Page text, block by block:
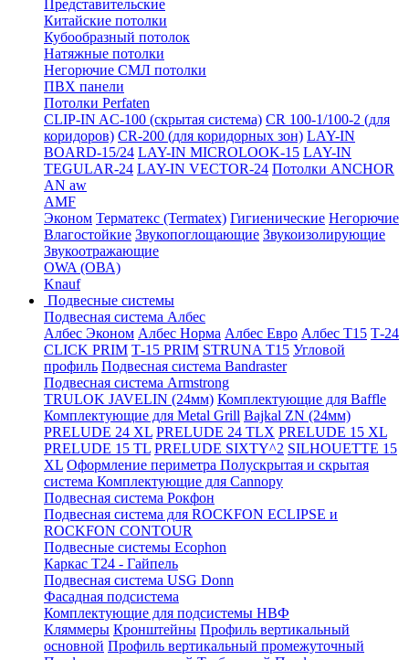
Представительские
Китайские потолки
Кубообразный потолок
Натяжные потолки
Негорючие СМЛ потолки
ПВХ панели
Потолки Perfaten
CLIP-IN AC-100 (скрытая система) CR 100-1/100-2 (для
коридоров) CR-200 (для коридорных зон) LAY-IN
BOARD-15/24 LAY-IN MICROLOOK-15 LAY-IN
TEGULAR-24 LAY-IN VECTOR-24 Потолки ANCHOR
AN aw
AMF
Эконом Терматекс (Termatex) Гигиенические Негорючие
Влагостойкие Звукопоглощающие Звукоизолирующие
Звукоотражающие
OWA (ОВА)
Knauf
Подвесные системы
Подвесная система Албес
Албес Эконом Албес Норма Албес Евро Албес T15 Т-24
CLICK PRIM Т-15 PRIM STRUNA Т15 Угловой
профиль Подвесная система Bandraster
Подвесная система Armstrong
TRULOK JAVELIN (24мм) Комплектующие для Baffle
Комплектующие для Metal Grill Bajkal ZN (24мм)
PRELUDE 24 XL PRELUDE 24 TLX PRELUDE 15 XL
PRELUDE 15 TL PRELUDE SIXTY^2 SILHOUETTE 15
XL Оформление периметра Полускрытая и скрытая
система Комплектующие для Cannopy
Подвесная система Рокфон
Подвесная система для ROCKFON ECLIPSE и
ROCKFON CONTOUR
Подвесные системы Ecophon
Каркас Т24 - Гайпель
Подвесная система USG Donn
Фасадная подсистема
Комплектующие для подсистемы НВФ
Кляммеры Кронштейны Профиль вертикальный
основной Профиль вертикальный промежуточный